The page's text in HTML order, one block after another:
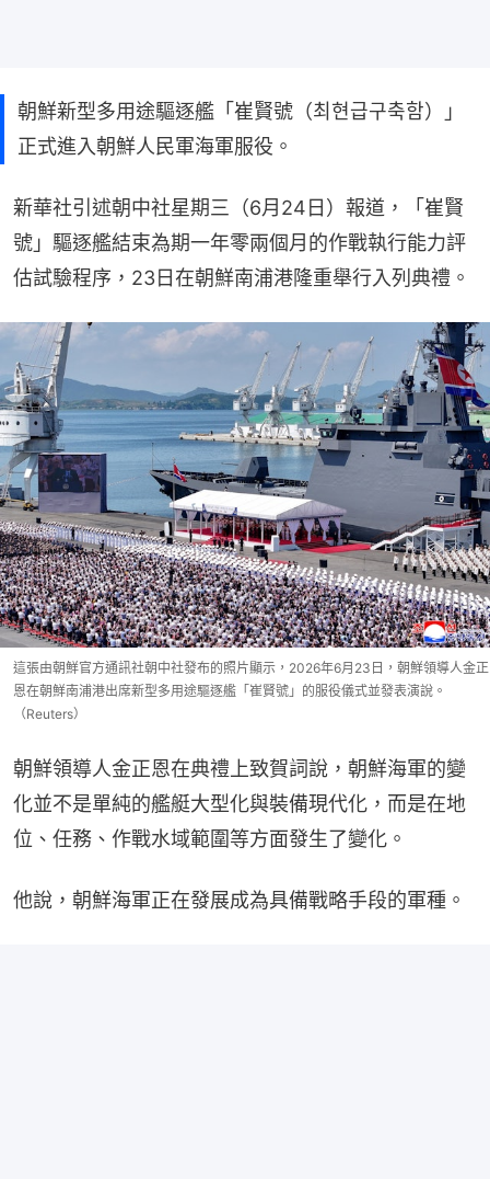
朝鮮新型多用途驅逐艦「崔賢號（최현급구축함）」
正式進入朝鮮人民軍海軍服役。
新華社引述朝中社星期三（6月24日）報道，「崔賢
號」驅逐艦結束為期一年零兩個月的作戰執行能力評
估試驗程序，23日在朝鮮南浦港隆重舉行入列典禮。
這張由朝鮮官方通訊社朝中社發布的照片​​顯示，2026年6月23日，朝鮮領導人金正
恩在朝鮮南浦港出席新型多用途驅逐艦「崔賢號」的服役儀式並發表演說。
（Reuters）
朝鮮領導人金正恩在典禮上致賀詞說，朝鮮海軍的變
化並不是單純的艦艇大型化與裝備現代化，而是在地
位、任務、作戰水域範圍等方面發生了變化。
他說，朝鮮海軍正在發展成為具備戰略手段的軍種。